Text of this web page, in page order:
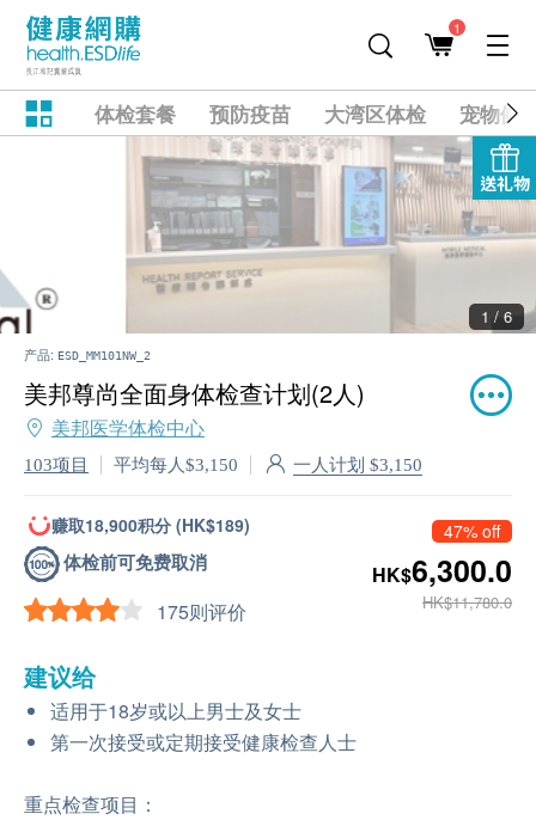
1
体检套餐 预防疫苗 大湾区体检 宠物健
送礼物
2 / 6
产品: ESD_MM101NW_2
美邦尊尚全面身体检查计划(2人)
美邦医学体检中心
103项目 平均每人$3,150 一人计划 $3,150
赚取18,900积分 (HK$189)
体检前可免费取消
175则评价
47% off
HK$6,300.0
HK$11,780.0
建议给
适用于18岁或以上男士及女士
第一次接受或定期接受健康检查人士
重点检查项目：